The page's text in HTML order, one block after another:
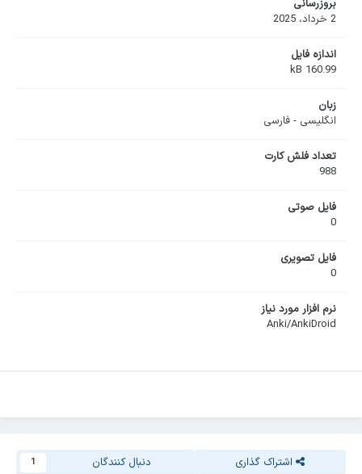
بروزرسانی
2 خرداد، 2025
اندازه فایل
160.99 kB
زبان
انگلیسی - فارسی
تعداد فلش کارت
988
فایل صوتی
0
فایل تصویری
0
نرم افزار مورد نیاز
Anki/AnkiDroid
اشتراک گذاری دنبال کنندگان 1